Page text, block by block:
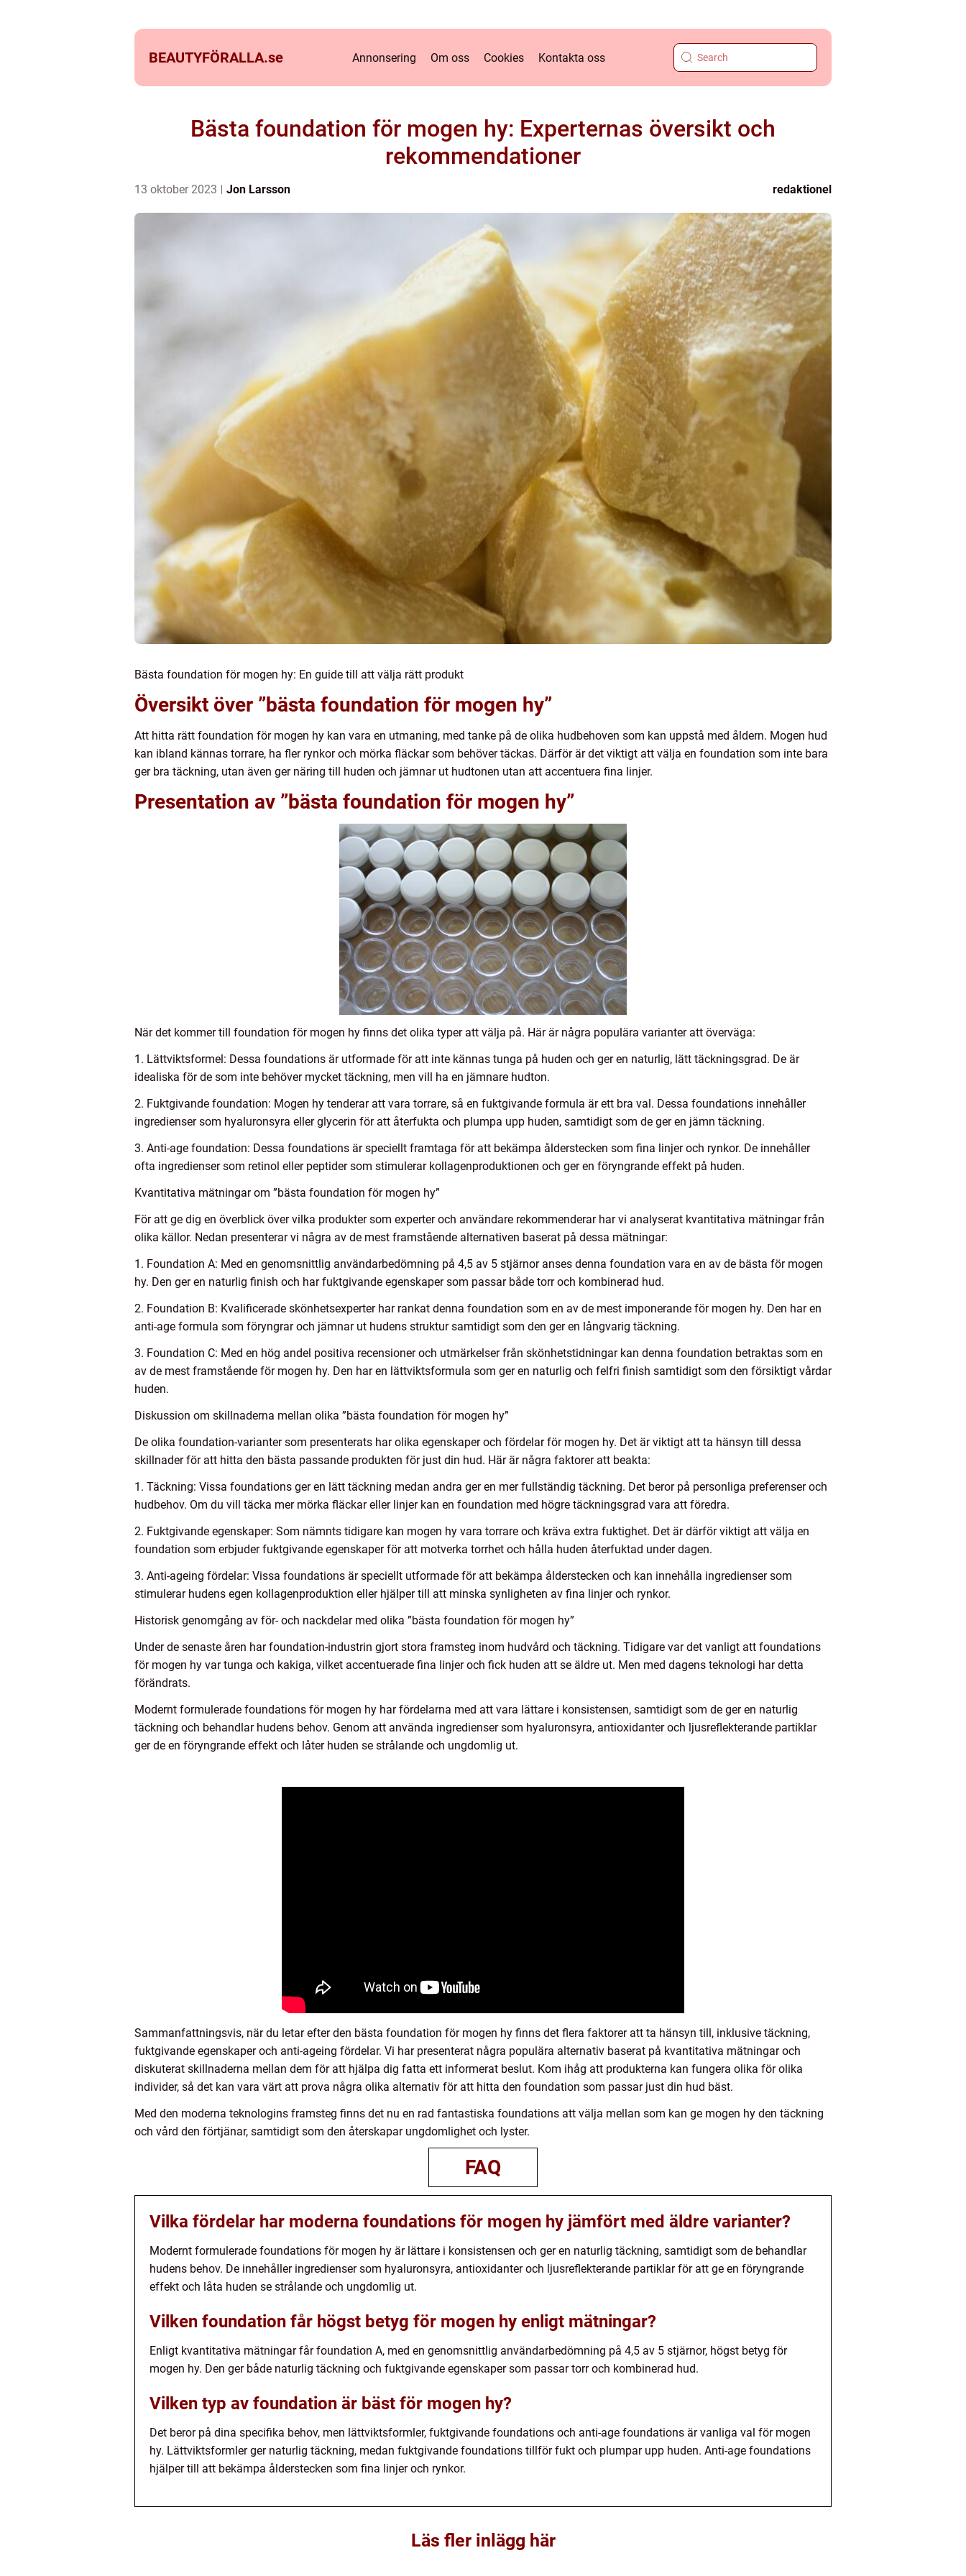
BEAUTYFÖRALLA.se Annonsering Om oss Cookies Kontakta oss
Bästa foundation för mogen hy: Experternas översikt och
rekommendationer
13 oktober 2023 Jon Larsson redaktionel
Bästa foundation för mogen hy: En guide till att välja rätt produkt
Översikt över ”bästa foundation för mogen hy”
Att hitta rätt foundation för mogen hy kan vara en utmaning, med tanke på de olika hudbehoven som kan uppstå med åldern. Mogen hud
kan ibland kännas torrare, ha fler rynkor och mörka fläckar som behöver täckas. Därför är det viktigt att välja en foundation som inte bara
ger bra täckning, utan även ger näring till huden och jämnar ut hudtonen utan att accentuera fina linjer.
Presentation av ”bästa foundation för mogen hy”
När det kommer till foundation för mogen hy finns det olika typer att välja på. Här är några populära varianter att överväga:
1. Lättviktsformel: Dessa foundations är utformade för att inte kännas tunga på huden och ger en naturlig, lätt täckningsgrad. De är
idealiska för de som inte behöver mycket täckning, men vill ha en jämnare hudton.
2. Fuktgivande foundation: Mogen hy tenderar att vara torrare, så en fuktgivande formula är ett bra val. Dessa foundations innehåller
ingredienser som hyaluronsyra eller glycerin för att återfukta och plumpa upp huden, samtidigt som de ger en jämn täckning.
3. Anti-age foundation: Dessa foundations är speciellt framtaga för att bekämpa ålderstecken som fina linjer och rynkor. De innehåller
ofta ingredienser som retinol eller peptider som stimulerar kollagenproduktionen och ger en föryngrande effekt på huden.
Kvantitativa mätningar om ”bästa foundation för mogen hy”
För att ge dig en överblick över vilka produkter som experter och användare rekommenderar har vi analyserat kvantitativa mätningar från
olika källor. Nedan presenterar vi några av de mest framstående alternativen baserat på dessa mätningar:
1. Foundation A: Med en genomsnittlig användarbedömning på 4,5 av 5 stjärnor anses denna foundation vara en av de bästa för mogen
hy. Den ger en naturlig finish och har fuktgivande egenskaper som passar både torr och kombinerad hud.
2. Foundation B: Kvalificerade skönhetsexperter har rankat denna foundation som en av de mest imponerande för mogen hy. Den har en
anti-age formula som föryngrar och jämnar ut hudens struktur samtidigt som den ger en långvarig täckning.
3. Foundation C: Med en hög andel positiva recensioner och utmärkelser från skönhetstidningar kan denna foundation betraktas som en
av de mest framstående för mogen hy. Den har en lättviktsformula som ger en naturlig och felfri finish samtidigt som den försiktigt vårdar
huden.
Diskussion om skillnaderna mellan olika ”bästa foundation för mogen hy”
De olika foundation-varianter som presenterats har olika egenskaper och fördelar för mogen hy. Det är viktigt att ta hänsyn till dessa
skillnader för att hitta den bästa passande produkten för just din hud. Här är några faktorer att beakta:
1. Täckning: Vissa foundations ger en lätt täckning medan andra ger en mer fullständig täckning. Det beror på personliga preferenser och
hudbehov. Om du vill täcka mer mörka fläckar eller linjer kan en foundation med högre täckningsgrad vara att föredra.
2. Fuktgivande egenskaper: Som nämnts tidigare kan mogen hy vara torrare och kräva extra fuktighet. Det är därför viktigt att välja en
foundation som erbjuder fuktgivande egenskaper för att motverka torrhet och hålla huden återfuktad under dagen.
3. Anti-ageing fördelar: Vissa foundations är speciellt utformade för att bekämpa ålderstecken och kan innehålla ingredienser som
stimulerar hudens egen kollagenproduktion eller hjälper till att minska synligheten av fina linjer och rynkor.
Historisk genomgång av för- och nackdelar med olika ”bästa foundation för mogen hy”
Under de senaste åren har foundation-industrin gjort stora framsteg inom hudvård och täckning. Tidigare var det vanligt att foundations
för mogen hy var tunga och kakiga, vilket accentuerade fina linjer och fick huden att se äldre ut. Men med dagens teknologi har detta
förändrats.
Modernt formulerade foundations för mogen hy har fördelarna med att vara lättare i konsistensen, samtidigt som de ger en naturlig
täckning och behandlar hudens behov. Genom att använda ingredienser som hyaluronsyra, antioxidanter och ljusreflekterande partiklar
ger de en föryngrande effekt och låter huden se strålande och ungdomlig ut.
Sammanfattningsvis, när du letar efter den bästa foundation för mogen hy finns det flera faktorer att ta hänsyn till, inklusive täckning,
fuktgivande egenskaper och anti-ageing fördelar. Vi har presenterat några populära alternativ baserat på kvantitativa mätningar och
diskuterat skillnaderna mellan dem för att hjälpa dig fatta ett informerat beslut. Kom ihåg att produkterna kan fungera olika för olika
individer, så det kan vara värt att prova några olika alternativ för att hitta den foundation som passar just din hud bäst.
Med den moderna teknologins framsteg finns det nu en rad fantastiska foundations att välja mellan som kan ge mogen hy den täckning
och vård den förtjänar, samtidigt som den återskapar ungdomlighet och lyster.
FAQ
Vilka fördelar har moderna foundations för mogen hy jämfört med äldre varianter?
Modernt formulerade foundations för mogen hy är lättare i konsistensen och ger en naturlig täckning, samtidigt som de behandlar
hudens behov. De innehåller ingredienser som hyaluronsyra, antioxidanter och ljusreflekterande partiklar för att ge en föryngrande
effekt och låta huden se strålande och ungdomlig ut.
Vilken foundation får högst betyg för mogen hy enligt mätningar?
Enligt kvantitativa mätningar får foundation A, med en genomsnittlig användarbedömning på 4,5 av 5 stjärnor, högst betyg för
mogen hy. Den ger både naturlig täckning och fuktgivande egenskaper som passar torr och kombinerad hud.
Vilken typ av foundation är bäst för mogen hy?
Det beror på dina specifika behov, men lättviktsformler, fuktgivande foundations och anti-age foundations är vanliga val för mogen
hy. Lättviktsformler ger naturlig täckning, medan fuktgivande foundations tillför fukt och plumpar upp huden. Anti-age foundations
hjälper till att bekämpa ålderstecken som fina linjer och rynkor.
Läs fler inlägg här